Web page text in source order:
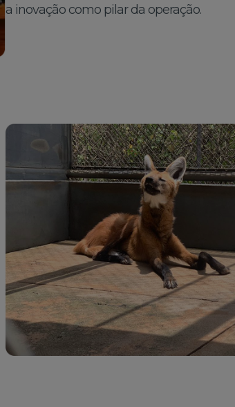
a inovação como pilar da operação.